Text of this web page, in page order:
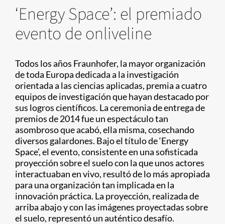
‘Energy Space’: el premiado
evento de onliveline
Todos los años Fraunhofer, la mayor organización
de toda Europa dedicada a la investigación
orientada a las ciencias aplicadas, premia a cuatro
equipos de investigación que hayan destacado por
sus logros científicos. La ceremonia de entrega de
premios de 2014 fue un espectáculo tan
asombroso que acabó, ella misma, cosechando
diversos galardones. Bajo el título de ‘Energy
Space’, el evento, consistente en una sofisticada
proyección sobre el suelo con la que unos actores
interactuaban en vivo, resultó de lo más apropiada
para una organización tan implicada en la
innovación práctica. La proyección, realizada de
arriba abajo y con las imágenes proyectadas sobre
el suelo, representó un auténtico desafío.